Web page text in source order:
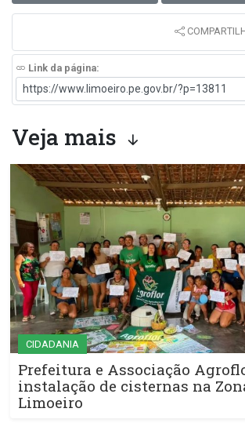
Link da página:
Veja mais
CIDADANIA
Prefeitura e Associação
instalação de cisternas na
Limoeiro